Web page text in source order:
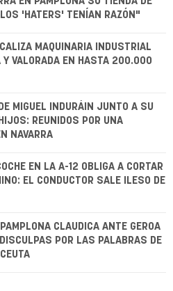
'HATERS' TENÍAN RAZÓN"
MAQUINARIA INDUSTRIAL
Y VALORADA EN HASTA 200.000
MIGUEL INDURÁIN JUNTO A SU
REUNIDOS POR UNA
NAVARRA
EN LA A-12 OBLIGA A CORTAR
EL CONDUCTOR SALE ILESO DE
CLAUDICA ANTE GEROA
POR LAS PALABRAS DE